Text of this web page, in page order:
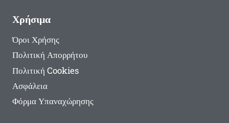
Χρήσιμα
Όροι Χρήσης
Πολιτική Απορρήτου
Πολιτική Cookies
Ασφάλεια
Φόρμα Υπαναχώρησης